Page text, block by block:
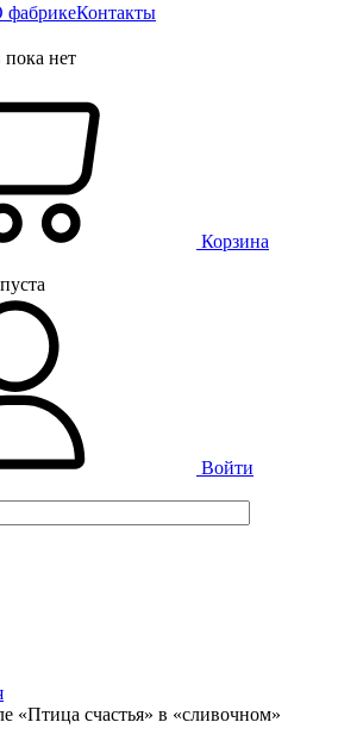
фабрикеКонтакты
нет
Корзина
Войти
«Птица счастья» в «сливочном»